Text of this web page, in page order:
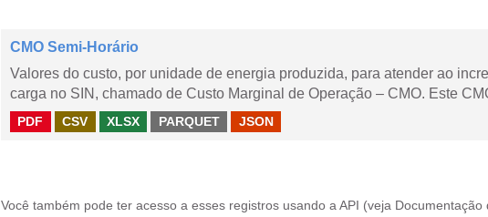
CMO Semi-Horário
Valores do custo, por unidade de energia produzida, para atender ao
carga no SIN, chamado de Custo Marginal de Operação – CMO. Este
PDF CSV XLSX PARQUET JSON
Você também pode ter acesso a esses registros usando a API (veja Documentação